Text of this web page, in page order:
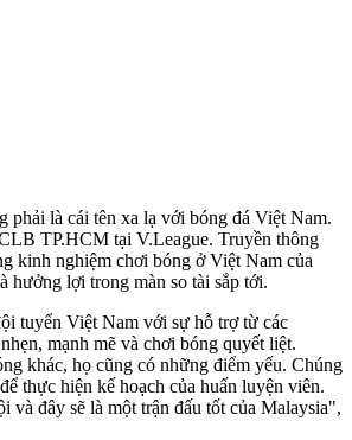
phải là cái tên xa lạ với bóng đá Việt Nam.
TP.HCM tại V.League. Truyền thông
kinh nghiệm chơi bóng ở Việt Nam của
hưởng lợi trong màn so tài sắp tới.
tuyển Việt Nam với sự hỗ trợ từ các
mạnh mẽ và chơi bóng quyết liệt.
khác, họ cũng có những điểm yếu. Chúng
thực hiện kế hoạch của huấn luyện viên.
và đây sẽ là một trận đấu tốt của Malaysia",